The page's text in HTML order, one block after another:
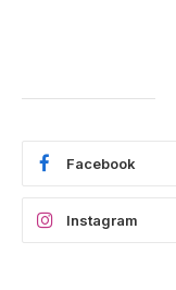
Facebook
Instagram